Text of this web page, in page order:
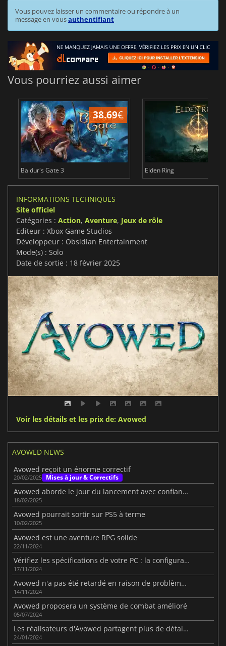
Vous pouvez laisser un commentaire ou répondre à un
message en vousauthentifiant
Vous pourriez aussi aimer
38.69€
Baldur's Gate 3 Elden Ring
INFORMATIONS TECHNIQUES
Site officiel
Catégories : Action, Aventure, Jeux de rôle
Editeur : Xbox Game Studios
Développeur : Obsidian Entertainment
Mode(s) : Solo
Date de sortie : 18 février 2025
Voir les détails et les prix de: Avowed
AVOWED NEWS
Avowed reçoit un énorme correctif
20/02/2025 Mises à jour & Correctifs
Avowed aborde le jour du lancement avec confiance et optimisme
18/02/2025
Avowed pourrait sortir sur PS5 à terme
10/02/2025
Avowed est une aventure RPG solide
22/11/2024
Vérifiez les spécifications de votre PC : la configuration requise pour Avowed a été révélée.
17/11/2024
Avowed n'a pas été retardé en raison de problèmes de développement
14/11/2024
Avowed proposera un système de combat amélioré
05/07/2024
Les réalisateurs d'Avowed partagent plus de détails sur le jeu
24/01/2024